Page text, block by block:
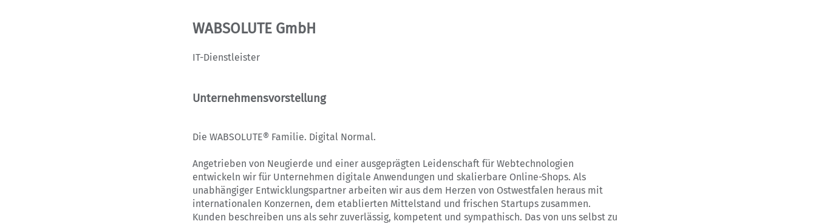
WABSOLUTE GmbH
IT-Dienstleister
Unternehmensvorstellung
Die WABSOLUTE® Familie. Digital Normal.
Angetrieben von Neugierde und einer ausgeprägten Leidenschaft für Webtechnologien
entwickeln wir für Unternehmen digitale Anwendungen und skalierbare Online-Shops. Als
unabhängiger Entwicklungspartner arbeiten wir aus dem Herzen von Ostwestfalen heraus mit
internationalen Konzernen, dem etablierten Mittelstand und frischen Startups zusammen.
Kunden beschreiben uns als sehr zuverlässig, kompetent und sympathisch. Das von uns selbst zu